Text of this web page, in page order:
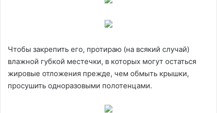
Чтобы закрепить его, протираю (на всякий случай)
влажной губкой местечки, в которых могут остаться
жировые отложения прежде, чем обмыть крышки,
просушить одноразовыми полотенцами.